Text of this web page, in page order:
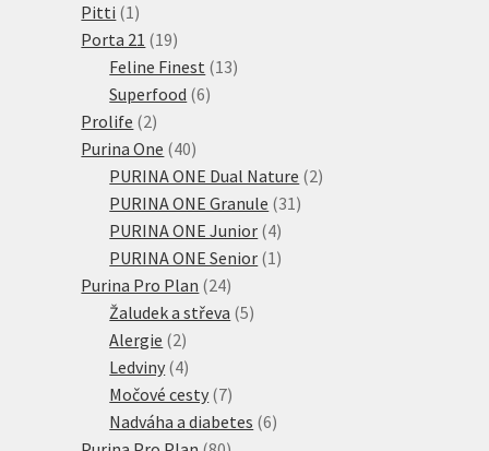
Pitti 1 1
produkt
Porta 21 1919
produktů
Feline Finest 1313
Superfood 66
Prolife 22
produkty
Purina One 4040
produktů
PURINA ONE Dual Nature 22
PURINA ONE Granule 31 31
PURINA ONE Junior 44
produkty
PURINA ONE Senior 1 1
Purina Pro Plan 2424
produktů
Žaludek a střeva 55
Alergie 22
produkty
Ledviny 44
produkty
Močové cesty 77
produktů
Nadváha a diabetes 66